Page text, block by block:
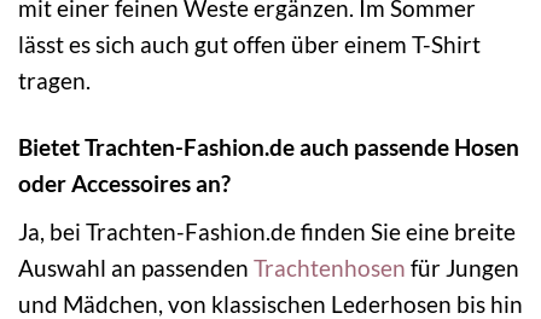
mit einer feinen Weste ergänzen. Im Sommer
lässt es sich auch gut offen über einem T-Shirt
tragen.
Bietet Trachten-Fashion.de auch passende Hosen
oder Accessoires an?
Ja, bei Trachten-Fashion.de finden Sie eine breite
Auswahl an passenden Trachtenhosen für Jungen
und Mädchen, von klassischen Lederhosen bis hin